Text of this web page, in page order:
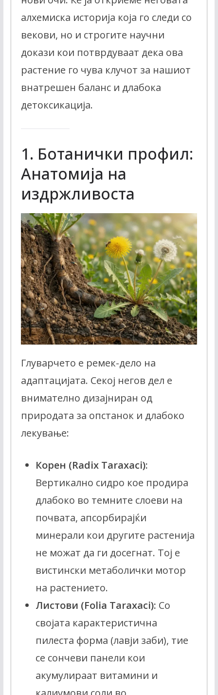
алхемиска историја која го следи со
векови, но и строгите научни
докази кои потврдуваат дека ова
растение го чува клучот за нашиот
внатрешен баланс и длабока
детоксикација.
1. Ботанички профил:
Анатомија на
издржливоста
Глуварчето е ремек-дело на
адаптацијата. Секој негов дел е
внимателно дизајниран од
природата за опстанок и длабоко
лекување:
Корен (Radix Taraxaci):
Вертикално сидро кое продира
длабоко во темните слоеви на
почвата, апсорбирајќи
минерали кои другите растенија
не можат да ги досегнат. Тој е
вистински метаболички мотор
на растението.
Листови (Folia Taraxaci): Со
својата карактеристична
пилеста форма (лавји заби), тие
се сончеви панели кои
акумулираат витамини и